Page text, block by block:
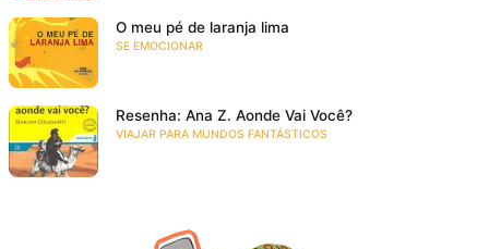
O meu pé de laranja lima
SE EMOCIONAR
Resenha: Ana Z. Aonde Vai Você?
VIAJAR PARA MUNDOS FANTÁSTICOS